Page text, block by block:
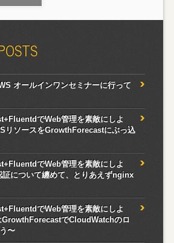
オールインワンセミナーに行って
でWeb管理を素敵にしよ
リソースをGrowthForecastにぶっ込
でWeb管理を素敵にしよ
について纏めて、とりあえずnginx
でWeb管理を素敵にしよ
でCloudWatchのロ
〜